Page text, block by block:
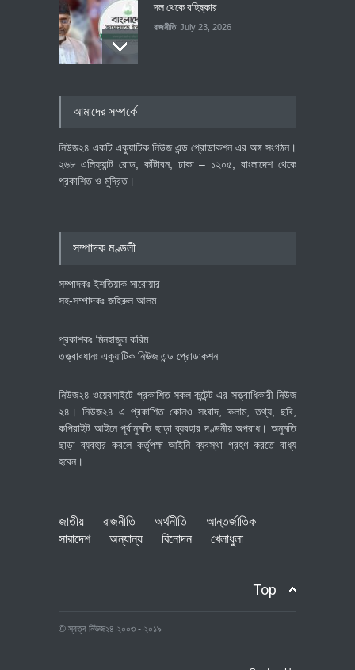
দল থেকে বহিষ্কার
রাজনীতি July 23, 2026
আমাদের সম্পর্কে
নিউজ২৪ একটি একুয়াটিক নিউজ এন্ড প্রোডাকশন এর অঙ্গ সংগঠন।
২৬৮ এলিফ্যান্ট রোড, কাঁটাবন, ঢাকা – ১২০৫, বাংলাদেশ থেকে
প্রকাশিত ও মুদ্রিত।
সম্পাদক মণ্ডলী
সম্পাদকঃ ইশতিয়াক সারোয়ার
সহ-সম্পাদকঃ জহিরুল আলম
প্রকাশকঃ মিনহাজুল করিম
তত্ত্বাবধানঃ একুয়াটিক নিউজ এন্ড প্রোডাকশন
নিউজ২৪ ওয়েবসাইটে প্রকাশিত সকল কন্টেন্ট এর সত্ত্বাধিকারী নিউজ
২৪। নিউজ২৪ এ প্রকাশিত কোনও সংবাদ, কলাম, তথ্য, ছবি,
কপিরাইট আইনে পূর্বানুমতি ছাড়া ব্যবহার দণ্ডনীয় অপরাধ। অনুমতি
ছাড়া ব্যবহার করলে কর্তৃপক্ষ আইনি ব্যবস্থা গ্রহণ করতে বাধ্য
হবেন।
জাতীয় রাজনীতি অর্থনীতি
আন্তর্জাতিক
সারাদেশ
অন্যান্য বিনোদন খেলাধুলা
Top
© স্বত্ব নিউজ২৪ ২০০৩ - ২০১৯